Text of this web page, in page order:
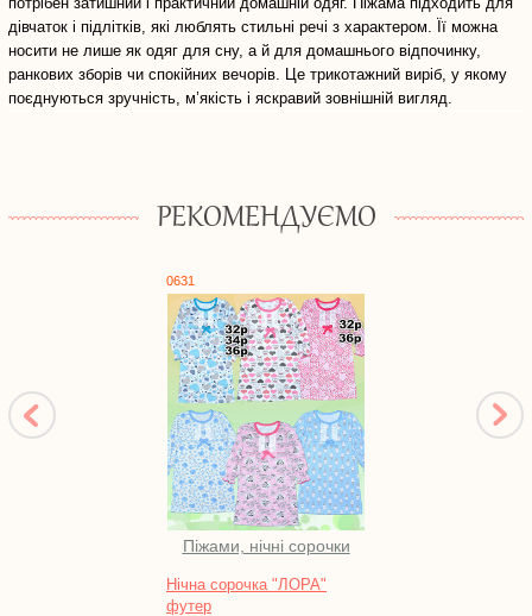
дівчаток і підлітків, які люблять стильні речі з характером. Її можна
носити не лише як одяг для сну, а й для домашнього відпочинку,
ранкових зборів чи спокійних вечорів. Це трикотажний виріб, у якому
поєднуються зручність, м’якість і яскравий зовнішній вигляд.
РЕКОМЕНДУЄМО
0631
Піжами, нічні сорочки
Нічна сорочка "ЛОРА"
футер